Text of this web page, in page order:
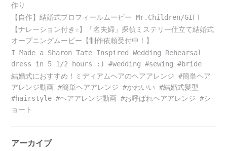
作り
【自作】結婚式プロフィールムービー Mr.Children/GIFT
【ナレーション付き☆】「名夫婦」探偵ミステリー仕立て結婚式
オープニングムービー【制作依頼受付中！】
I Made a Sharon Tate Inspired Wedding Rehearsal
dress in 5 1/2 hours :) #wedding #sewing #bride
結婚式におすすめ！ミディアムヘアのヘアアレンジ #簡単ヘア
アレンジ動画 #簡単ヘアアレンジ #かわいい #結婚式髪型
#hairstyle #ヘアアレンジ動画 #お呼ばれヘアアレンジ #シ
ョート
アーカイブ